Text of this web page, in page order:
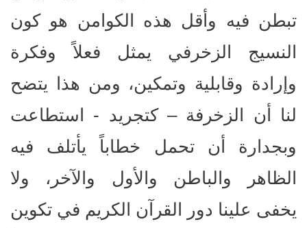
تبطن فيه وأقل هذه الكوامن هو كون
النسيج الزخرفي يمثل فعلاً وفكرة
وإرادة وقابلية وتمكين، ومن هذا يتضح
لنا أن الزخرفة – كتجريد - استطاعت
وبجدارة أن تحمل خطاباً يأتلف فيه
الظاهر والباطن والأول والآخر، ولا
يخفى علينا دور القرآن الكريم في تكوين